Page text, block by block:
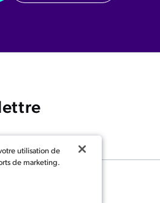
utilisation de
de marketing.